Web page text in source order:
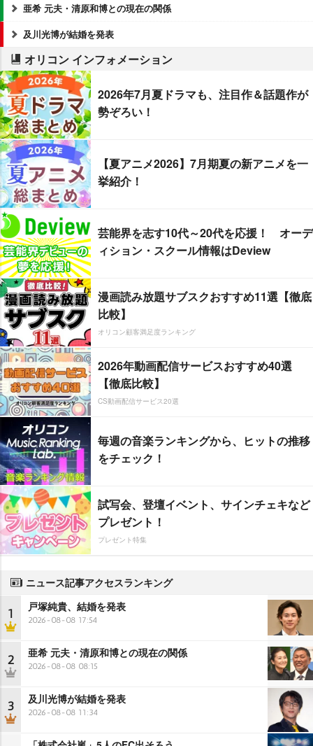
亜希 元夫・清原和博との現在の関係
及川光博が結婚を発表
オリコン インフォメーション
2026年7月夏ドラマも、注目作＆話題作が
勢ぞろい！
【夏アニメ2026】7月期夏の新アニメを一
挙紹介！
芸能界を志す10代～20代を応援！ オーデ
ィション・スクール情報はDeview
漫画読み放題サブスクおすすめ11選【徹底
比較】
オリコン顧客満足度ランキング
2026年動画配信サービスおすすめ40選
【徹底比較】
CS動画配信サービス20選
毎週の音楽ランキングから、ヒットの推移
をチェック！
試写会、登壇イベント、サインチェキなど
プレゼント！
プレゼント特集
ニュース記事アクセスランキング
1 戸塚純貴、結婚を発表
2026-08-08 17:54
2 亜希 元夫・清原和博との現在の関係
2026-08-08 08:15
3 及川光博が結婚を発表
2026-08-08 11:34